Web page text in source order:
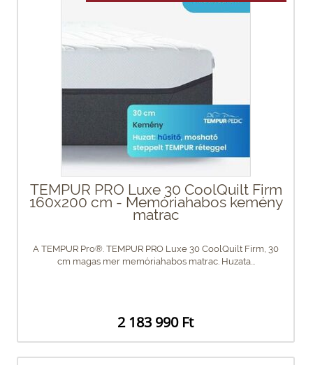
TEMPUR PRO Luxe 30 CoolQuilt Firm
160x200 cm - Memóriahabos kemény
matrac
A TEMPUR Pro®. TEMPUR PRO Luxe 30 CoolQuilt Firm, 30
cm magas mer memóriahabos matrac. Huzata...
2 183 990 Ft